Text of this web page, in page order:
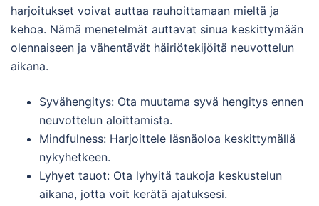
harjoitukset voivat auttaa rauhoittamaan mieltä ja
kehoa. Nämä menetelmät auttavat sinua keskittymään
olennaiseen ja vähentävät häiriötekijöitä neuvottelun
aikana.
Syvähengitys: Ota muutama syvä hengitys ennen
neuvottelun aloittamista.
Mindfulness: Harjoittele läsnäoloa keskittymällä
nykyhetkeen.
Lyhyet tauot: Ota lyhyitä taukoja keskustelun
aikana, jotta voit kerätä ajatuksesi.